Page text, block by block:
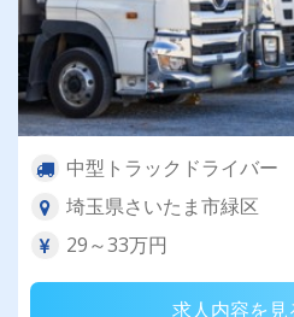
中型トラックドライバー
埼玉県さいたま市緑区
29～33万円
求人内容を見